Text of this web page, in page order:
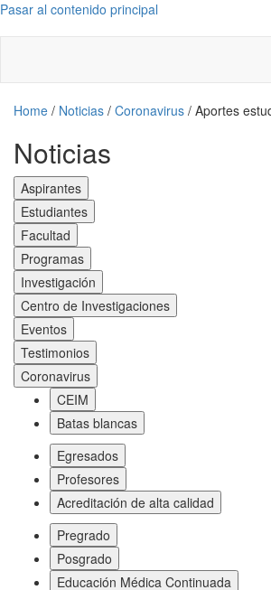
Pasar al contenido principal
Home / Noticias / Coronavirus / Aportes
Noticias
Aspirantes
Estudiantes
Facultad
Programas
Investigación
Centro de Investigaciones
Eventos
Testimonios
Coronavirus
CEIM
Batas blancas
Egresados
Profesores
Acreditación de alta calidad
Pregrado
Posgrado
Educación Médica Continuada